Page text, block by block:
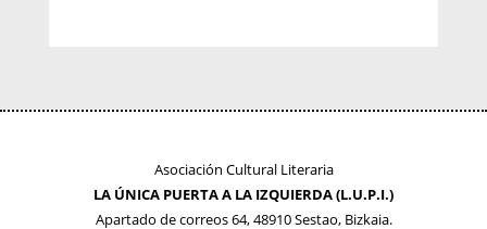
Asociación Cultural Literaria
LA ÚNICA PUERTA A LA IZQUIERDA (L.U.P.I.)
Apartado de correos 64, 48910 Sestao, Bizkaia.